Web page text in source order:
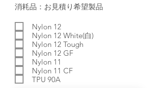
消耗品：お見積り希望製品
Nylon 12
Nylon 12 White(白)
Nylon 12 Tough
Nylon 12 GF
Nylon 11
Nylon 11 CF
TPU 90A